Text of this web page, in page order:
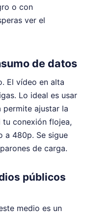
o con
ver el
de datos
El vídeo en alta
Lo ideal es usar
permite ajustar la
tu conexión flojea,
a 480p. Se sigue
de carga.
públicos
medio es un